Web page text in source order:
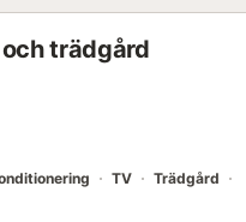
trädgård
TV
Trädgård